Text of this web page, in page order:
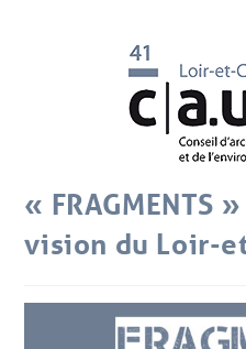
« FRAGMENTS
vision du Loir-